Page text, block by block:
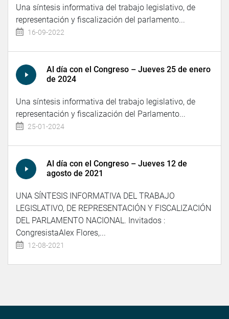
Una síntesis informativa del trabajo legislativo, de
representación y fiscalización del parlamento...
16-09-2022
Al día con el Congreso – Jueves 25 de enero
de 2024
Una síntesis informativa del trabajo legislativo, de
representación y fiscalización del Parlamento...
25-01-2024
Al día con el Congreso – Jueves 12 de
agosto de 2021
UNA SÍNTESIS INFORMATIVA DEL TRABAJO
LEGISLATIVO, DE REPRESENTACIÓN Y FISCALIZACIÓN
DEL PARLAMENTO NACIONAL. Invitados :
CongresistaAlex Flores,...
12-08-2021